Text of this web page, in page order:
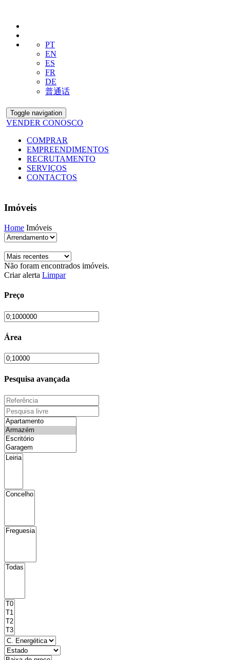
PT
EN
ES
FR
DE
普通话
Toggle navigation
VENDER CONOSCO
COMPRAR
EMPREENDIMENTOS
RECRUTAMENTO
SERVIÇOS
CONTACTOS
Imóveis
Home Imóveis
Não foram encontrados imóveis.
Criar alerta Limpar
Preço
Área
Pesquisa avançada